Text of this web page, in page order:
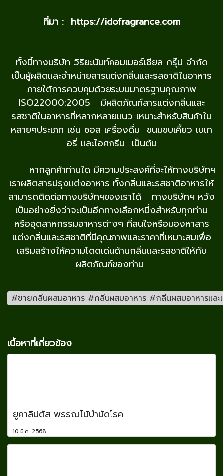
ที่มา : https://idofragrance.com
ทั้งนี้ทางบริษัท วิริยะนันท์คอมเมอร์เชียล กรุ๊ป จำกัด
เป็นผู้ผลิตและจำหน่ายสารแต่งกลิ่นและรสชาติในอาหาร
ภายใต้การควบคุมด้วยระบบมาตรฐานคุณภาพ
ISO22000:2005 มีผลิตภัณฑ์สารแต่งกลิ่นและ
รสชาติในอาหารที่หลากหลายแนว เหมาะสำหรับสินค้าใน
หลายๆประเภท เช่น ซอส เครื่องดื่ม ขนมขบเคี้ยว เบเก
อรี่ และไอศกรีม เป็นต้น
หากลูกค้าท่านใด มีความประสงค์ที่จะให้ทางบริษัทฯ
เราผลิตสารปรุงแต่งอาหาร ทั้งกลิ่นและรสชาติอาหารให้
สามารถติดต่อทางบริษัทฯของเราได้ ทางบริษัทฯ หวัง
เป็นอย่างยิ่งว่าจะเป็นอีกทางเลือกหนึ่งสำหรับทุกท่าน
หรืออุตสาหกรรมอาหารต่างๆ ที่สนใจหรือมองหาสาร
แต่งกลิ่นและรสชาติที่มีคุณภาพและราคาที่เหมาะสมเพื่อ
เสริมสร้างให้ความโดดเด่นด้านกลิ่นและรสชาติให้กับ
ผลิตภัณฑ์ของท่าน
#ขายกลิ่นผสมอาหาร #กลิ่นผสมอาหาร #กลิ่นผสมอาหารแล
เนื้อหาที่เกี่ยวข้อง
ยูคาลิปตัส พรรณไม้บำบัดโรค
10 มี.ค. 2568